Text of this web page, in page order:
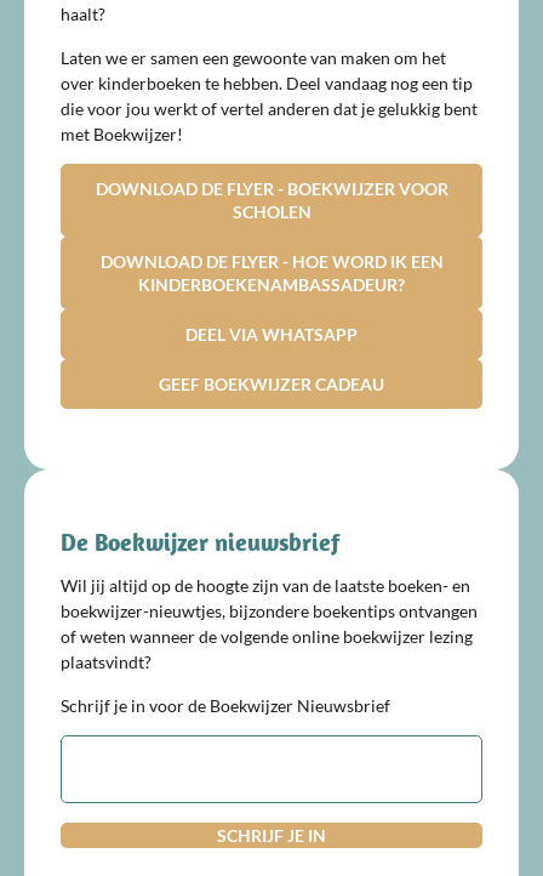
haalt?
Laten we er samen een gewoonte van maken om het
over kinderboeken te hebben. Deel vandaag nog een tip
die voor jou werkt of vertel anderen dat je gelukkig bent
met Boekwijzer!
DOWNLOAD DE FLYER - BOEKWIJZER VOOR
SCHOLEN
DOWNLOAD DE FLYER - HOE WORD IK EEN
KINDERBOEKENAMBASSADEUR?
DEEL VIA WHATSAPP
GEEF BOEKWIJZER CADEAU
De Boekwijzer nieuwsbrief
Wil jij altijd op de hoogte zijn van de laatste boeken- en
boekwijzer-nieuwtjes, bijzondere boekentips ontvangen
of weten wanneer de volgende online boekwijzer lezing
plaatsvindt?
Schrijf je in voor de Boekwijzer Nieuwsbrief
E-